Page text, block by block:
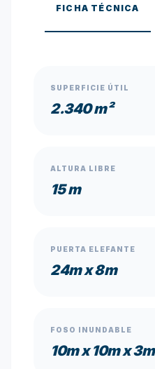
FICHA TÉCNICA
SUPERFICIE ÚTIL
2.340 m²
ALTURA LIBRE
15 m
PUERTA ELEFANTE
24m x 8m
FOSO INUNDABLE
10m x 10m x 3m